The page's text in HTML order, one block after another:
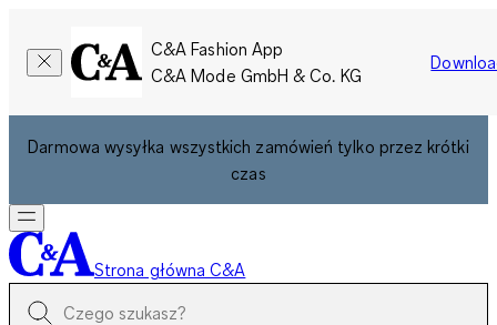
C&A Fashion App
C&A Mode GmbH & Co. KG
Darmowa wysyłka wszystkich zamówień tylko przez krótki
czas
Strona główna C&A